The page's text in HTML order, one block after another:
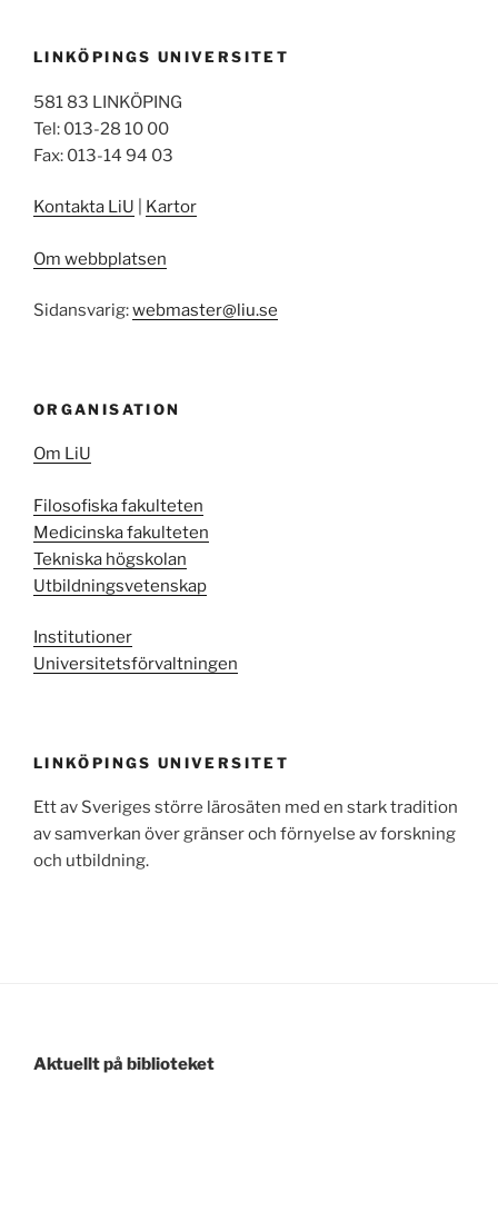
LINKÖPINGS UNIVERSITET
581 83 LINKÖPING
Tel: 013-28 10 00
Fax: 013-14 94 03
Kontakta LiU Kartor
Om webbplatsen
Sidansvarig:webmaster@liu.se
ORGANISATION
Om LiU
Filosofiska fakulteten
Medicinska fakulteten
Tekniska högskolan
Utbildningsvetenskap
Institutioner
Universitetsförvaltningen
LINKÖPINGS UNIVERSITET
Ett av Sveriges större lärosäten med en stark tradition
av samverkan över gränser och förnyelse av forskning
och utbildning.
Aktuellt på biblioteket